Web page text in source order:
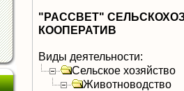
"РАССВЕТ"
КООПЕРАТИВ
Виды деятельности:
Сельское хозяйство
Животноводство